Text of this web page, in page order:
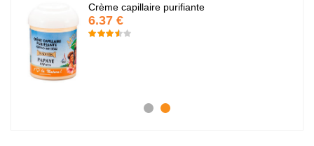
Crème capillaire purifiante
6.37 €